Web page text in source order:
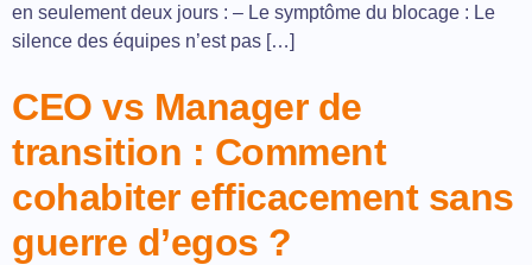
en seulement deux jours : – Le symptôme du blocage : Le
silence des équipes n’est pas […]
CEO vs Manager de
transition : Comment
cohabiter efficacement sans
guerre d’egos ?